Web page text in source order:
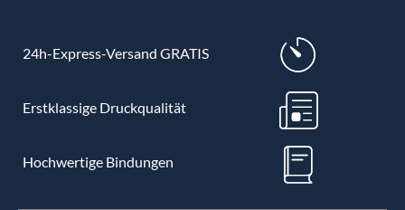
24h-Express-Versand GRATIS
Erstklassige Druckqualität
Hochwertige Bindungen